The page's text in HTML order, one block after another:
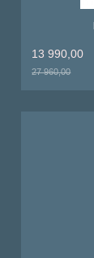
13 990,00
27 960,00